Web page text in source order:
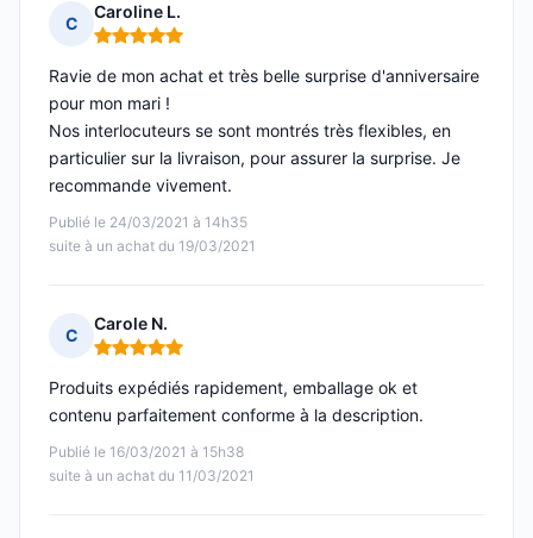
C
Caroline L.
Note : 5 sur 5
Publié le 24/03/2021 à 14h35
suite à un achat du 19/03/2021
Ravie de mon achat et très belle surprise d'anniversaire
pour mon mari !
Nos interlocuteurs se sont montrés très flexibles, en
particulier sur la livraison, pour assurer la surprise. Je
recommande vivement.
C
Carole N.
Note : 5 sur 5
Publié le 16/03/2021 à 15h38
suite à un achat du 11/03/2021
Produits expédiés rapidement, emballage ok et
contenu parfaitement conforme à la description.